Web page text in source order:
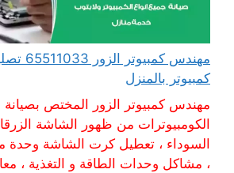
مهندس
كمبيوتر بالمنزل
مهندس كمبيوتر الزور المختص
الكومبيوترات من ظهور الشاشة
السوداء ، تعطيل كرت الشاشة وحدة
، مشاكل وحدات الطاقة و التغذية ،